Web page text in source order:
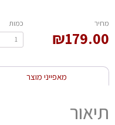
₪
‫כמות‬
מאפייני מוצר